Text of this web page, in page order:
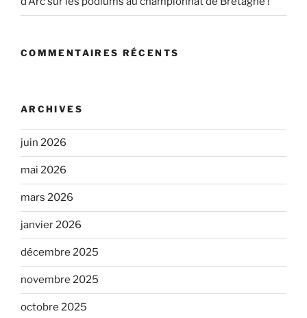
COMMENTAIRES RÉCENTS
ARCHIVES
juin 2026
mai 2026
mars 2026
janvier 2026
décembre 2025
novembre 2025
octobre 2025